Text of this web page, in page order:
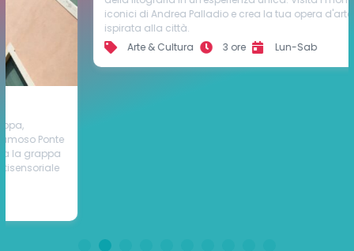
litografia storica della città
Scopri la bellezza architettonica di Vicenza e la tecnica antica